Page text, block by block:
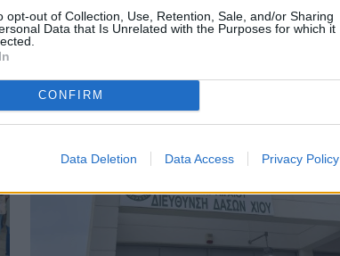
opt-out of Collection, Use, Retention, Sale, and/or Sharing
Data that Is Unrelated with the Purposes for which it
CONFIRM
Data Deletion Data Access Privacy Policy
Αδειάζουν τα νησιά – Το δημογραφικό στο
«κόκκινο»